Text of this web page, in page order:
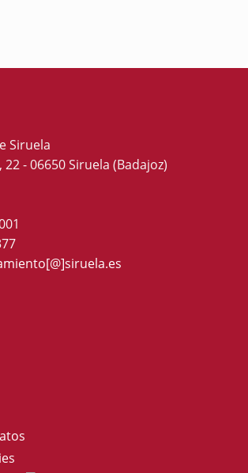
Siruela
22 - 06650 Siruela (Badajoz)